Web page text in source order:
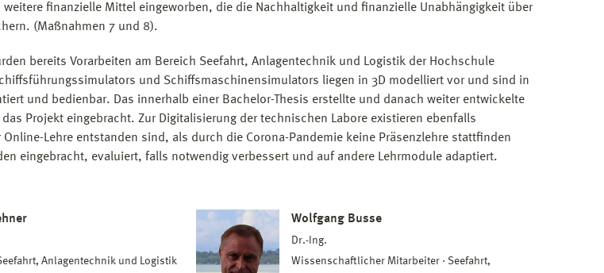
weitere finanzielle Mittel eingeworben, die die Nachhaltigkeit und finanzielle Unabhängigkeit über
(Maßnahmen 7 und 8).
bereits Vorarbeiten am Bereich Seefahrt, Anlagentechnik und Logistik der Hochschule
und Schiffsmaschinensimulators liegen in 3D modelliert vor und sind in
und bedienbar. Das innerhalb einer Bachelor-Thesis erstellte und danach weiter entwickelte
Projekt eingebracht. Zur Digitalisierung der technischen Labore existieren ebenfalls
Lehre entstanden sind, als durch die Corona-Pandemie keine Präsenzlehre stattfinden
eingebracht, evaluiert, falls notwendig verbessert und auf andere Lehrmodule adaptiert.
Anlagentechnik und Logistik
Wolfgang Busse
Dr.-Ing.
Wissenschaftlicher Mitarbeiter
Seefahrt,